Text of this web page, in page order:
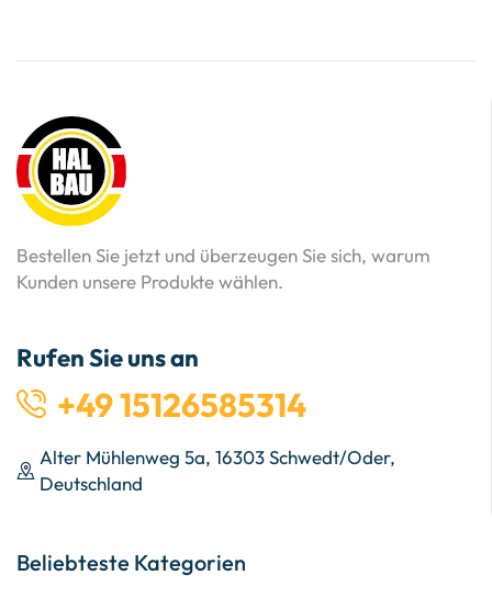
Bestellen Sie jetzt und überzeugen Sie sich, warum
Kunden unsere Produkte wählen.
Rufen Sie uns an
+49 15126585314
Alter Mühlenweg 5a, 16303 Schwedt/Oder,
Deutschland
Beliebteste Kategorien